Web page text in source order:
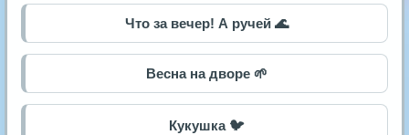
Что за вечер! А ручей 🌊
Весна на дворе 🌱
Кукушка 🐦